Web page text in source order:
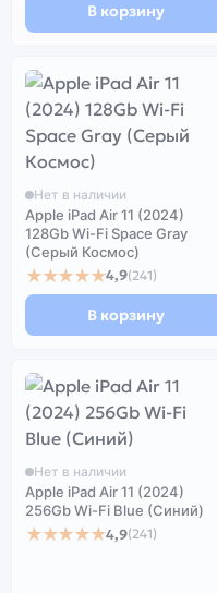
В корзину
Нет в наличии
Apple iPad Air 11 (2024)
128Gb Wi-Fi Space Gray
(Серый Космос)
★★★★★4,9(241)
В корзину
Нет в наличии
Apple iPad Air 11 (2024)
256Gb Wi-Fi Blue (Синий)
★★★★★4,9(241)